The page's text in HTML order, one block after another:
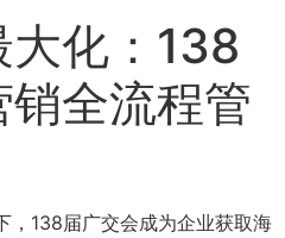
大化：138
全流程管
，138届广交会成为企业获取海